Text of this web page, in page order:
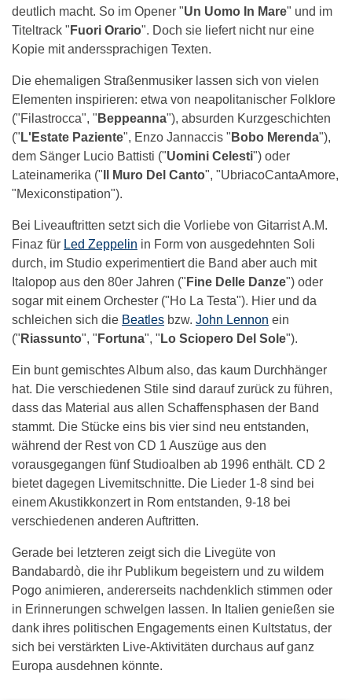
deutlich macht. So im Opener "Un Uomo In Mare" und im
Titeltrack " Fuori Orario". Doch sie liefert nicht nur eine
Kopie mit anderssprachigen Texten.
Die ehemaligen Straßenmusiker lassen sich von vielen
Elementen inspirieren: etwa von neapolitanischer Folklore
("Filastrocca", " Beppeanna"), absurden Kurzgeschichten
(" L'Estate Paziente", Enzo Jannaccis " Bobo Merenda"),
dem Sänger Lucio Battisti ("Uomini Celesti") oder
Lateinamerika (" Il Muro Del Canto", "UbriacoCantaAmore,
"Mexiconstipation").
Bei Liveauftritten setzt sich die Vorliebe von Gitarrist A.M.
Finaz für Led Zeppelin in Form von ausgedehnten Soli
durch, im Studio experimentiert die Band aber auch mit
Italopop aus den 80er Jahren (" Fine Delle Danze") oder
sogar mit einem Orchester ("Ho La Testa"). Hier und da
schleichen sich die Beatles bzw. John Lennon ein
(" Riassunto", " Fortuna", " Lo Sciopero Del Sole").
Ein bunt gemischtes Album also, das kaum Durchhänger
hat. Die verschiedenen Stile sind darauf zurück zu führen,
dass das Material aus allen Schaffensphasen der Band
stammt. Die Stücke eins bis vier sind neu entstanden,
während der Rest von CD 1 Auszüge aus den
vorausgegangen fünf Studioalben ab 1996 enthält. CD 2
bietet dagegen Livemitschnitte. Die Lieder 1-8 sind bei
einem Akustikkonzert in Rom entstanden, 9-18 bei
verschiedenen anderen Auftritten.
Gerade bei letzteren zeigt sich die Livegüte von
Bandabardò, die ihr Publikum begeistern und zu wildem
Pogo animieren, andererseits nachdenklich stimmen oder
in Erinnerungen schwelgen lassen. In Italien genießen sie
dank ihres politischen Engagements einen Kultstatus, der
sich bei verstärkten Live-Aktivitäten durchaus auf ganz
Europa ausdehnen könnte.